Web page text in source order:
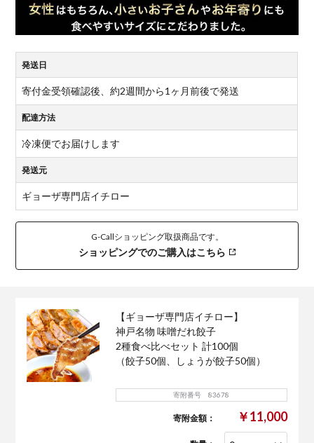
発送日
寄付金受領確認後、約2週間から1ヶ月前後で発送
配達方法
冷凍便でお届けします
発送元
ギョーザ専門店イチロー
G-Callショッピング取扱商品です。
ショッピングでのご購入はこちら
【ギョーザ専門店イチロー】
神戸名物 味噌だれ餃子
2種食べ比べセット 計100個
（餃子50個、しょうが餃子50個）
寄附番号 83678
寄附金額： ￥11,000